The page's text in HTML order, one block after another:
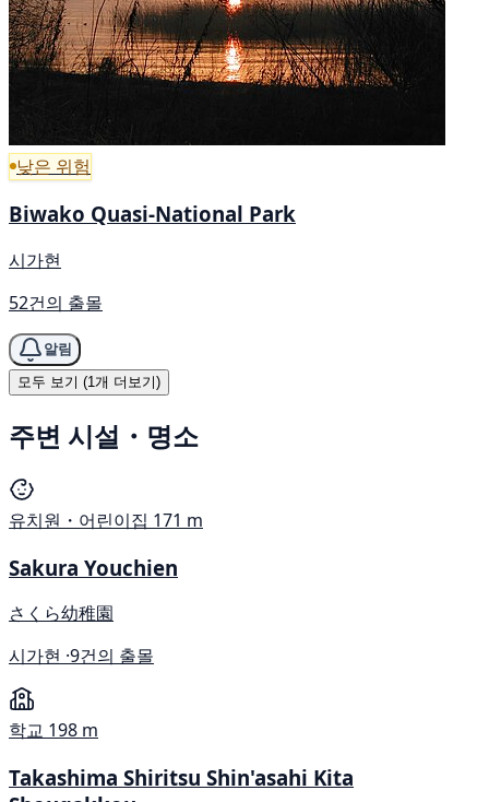
낮은 위험
Biwako Quasi-National Park
시가현
52건의 출몰
알림
모두 보기 (1개 더보기)
주변 시설・명소
유치원・어린이집 171 m
Sakura Youchien
さくら幼稚園
시가현 ·9건의 출몰
학교 198 m
Takashima Shiritsu Shin'asahi Kita